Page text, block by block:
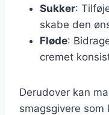
Sukker:
skabe den
Fløde:
cremet
Derudover kan
smagsgivere som